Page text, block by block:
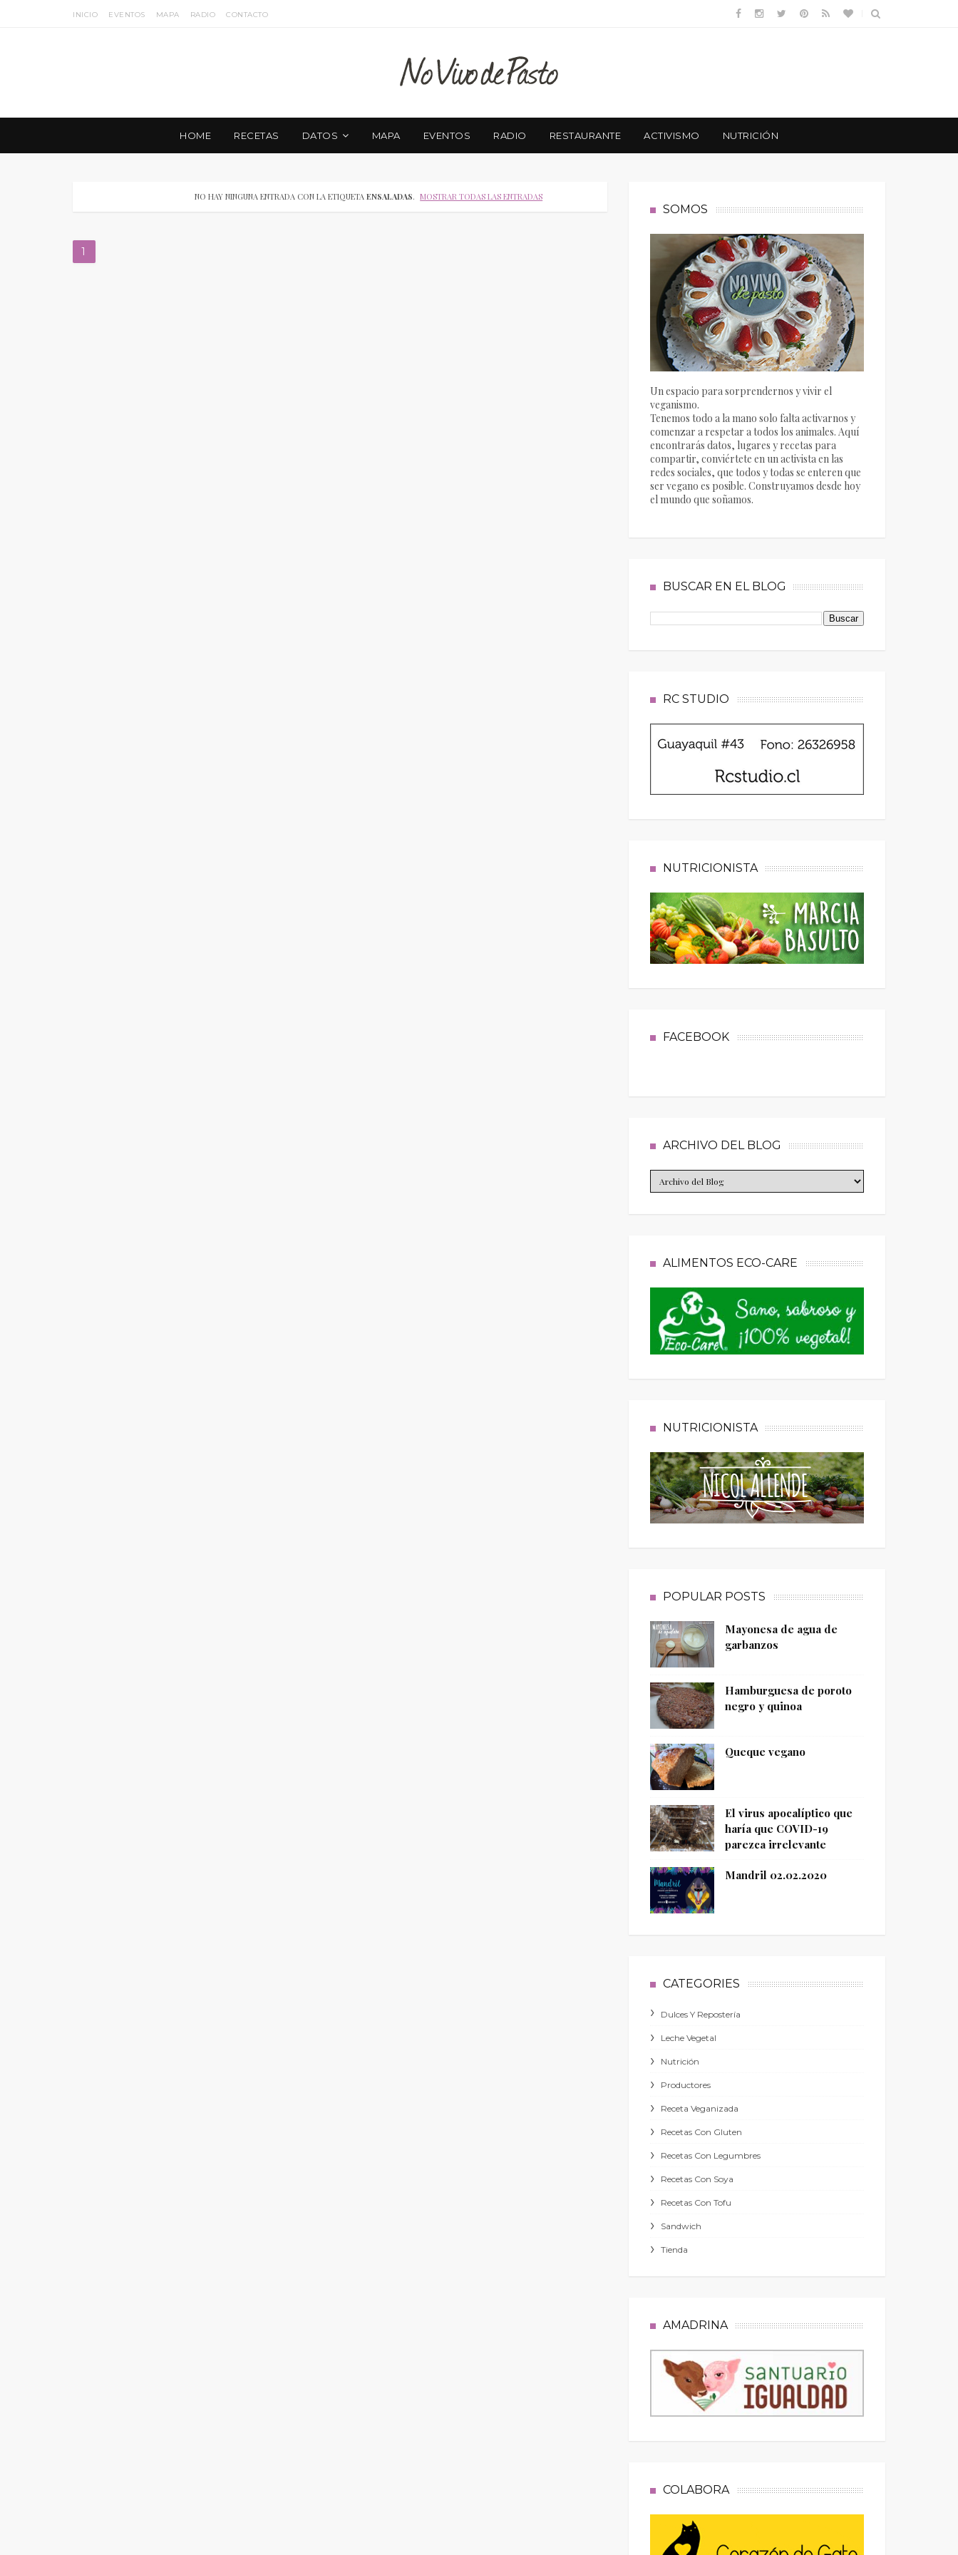
INICIO EVENTOS MAPA RADIO CONTACTO
HOME RECETAS DATOS MAPA EVENTOS RADIO RESTAURANTE ACTIVISMO NUTRICIÓN
NO HAY NINGUNA ENTRADA CON LA ETIQUETA ENSALADAS. MOSTRAR TODAS LAS ENTRADAS
1
SOMOS
Un espacio para sorprendernos y vivir el
veganismo.
Tenemos todo a la mano solo falta activarnos y
comenzar a respetar a todos los animales. Aquí
encontrarás datos, lugares y recetas para
compartir, conviértete en un activista en las
redes sociales, que todos y todas se enteren que
ser vegano es posible. Construyamos desde hoy
el mundo que soñamos.
BUSCAR EN EL BLOG
RC STUDIO
NUTRICIONISTA
FACEBOOK
ARCHIVO DEL BLOG
ALIMENTOS ECO-CARE
NUTRICIONISTA
POPULAR POSTS
Mayonesa de agua de
garbanzos
Hamburguesa de poroto
negro y quinoa
Queque vegano
El virus apocalíptico que
haría que COVID-19
parezca irrelevante
Mandril 02.02.2020
CATEGORIES
Dulces Y Repostería
Leche Vegetal
Nutrición
Productores
Receta Veganizada
Recetas Con Gluten
Recetas Con Legumbres
Recetas Con Soya
Recetas Con Tofu
Sandwich
Tienda
AMADRINA
COLABORA